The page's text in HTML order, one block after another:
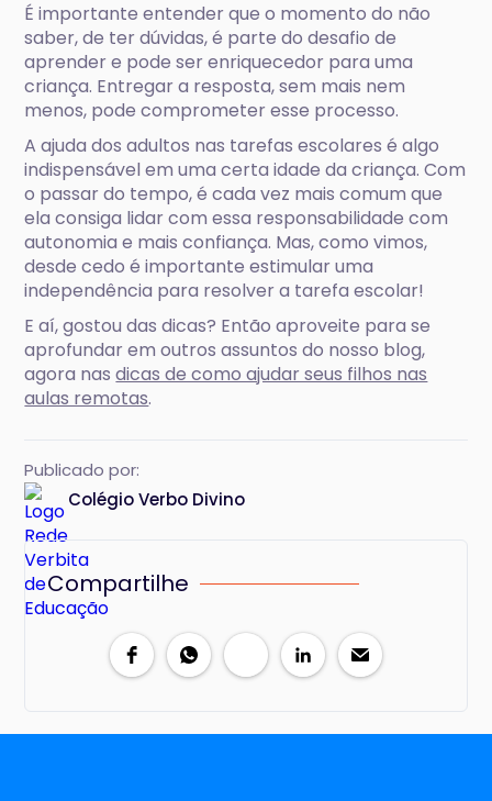
É importante entender que o momento do não
saber, de ter dúvidas, é parte do desafio de
aprender e pode ser enriquecedor para uma
criança. Entregar a resposta, sem mais nem
menos, pode comprometer esse processo.
A ajuda dos adultos nas tarefas escolares é algo
indispensável em uma certa idade da criança. Com
o passar do tempo, é cada vez mais comum que
ela consiga lidar com essa responsabilidade com
autonomia e mais confiança. Mas, como vimos,
desde cedo é importante estimular uma
independência para resolver a tarefa escolar!
E aí, gostou das dicas? Então aproveite para se
aprofundar em outros assuntos do nosso blog,
agora nasdicas de como ajudar seus filhos nas
aulas remotas.
Publicado por:
Colégio Verbo Divino
Compartilhe